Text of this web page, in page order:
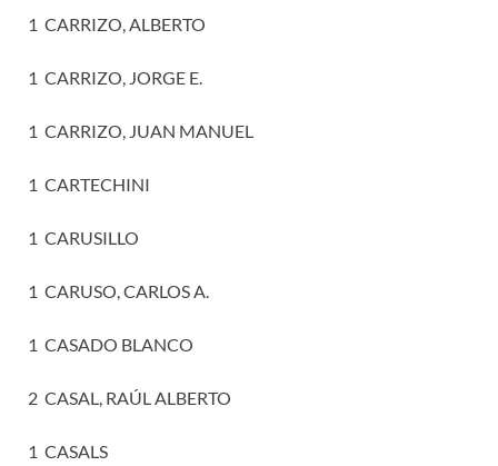
1 CARRIZO, ALBERTO
1 CARRIZO, JORGE E.
1 CARRIZO, JUAN MANUEL
1 CARTECHINI
1 CARUSILLO
1 CARUSO, CARLOS A.
1 CASADO BLANCO
2 CASAL, RAÚL ALBERTO
1 CASALS